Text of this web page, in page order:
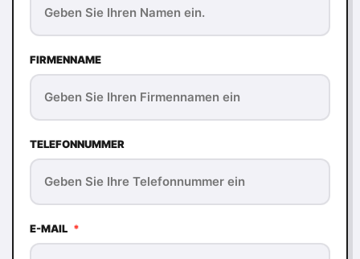
FIRMENNAME
TELEFONNUMMER
E-MAIL *